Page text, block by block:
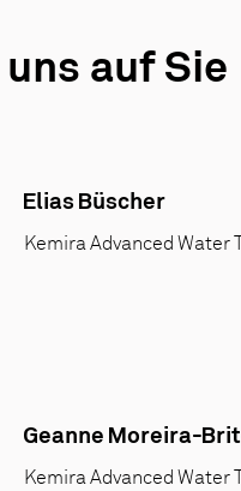
auf Sie
Elias Büscher
Kemira Advanced Water
Geanne Moreira-
Kemira Advanced Water